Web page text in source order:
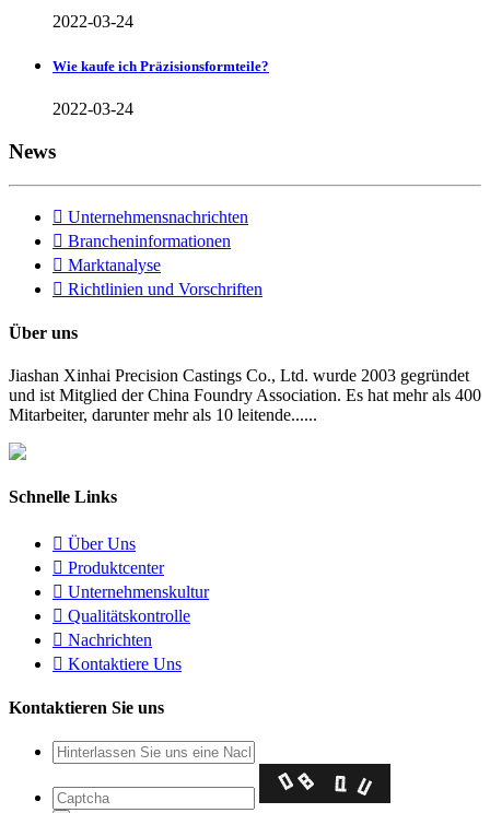
2022-03-24
Wie kaufe ich Präzisionsformteile?
2022-03-24
News
 Unternehmensnachrichten
 Brancheninformationen
 Marktanalyse
 Richtlinien und Vorschriften
Über uns
Jiashan Xinhai Precision Castings Co., Ltd. wurde 2003 gegründet
und ist Mitglied der China Foundry Association. Es hat mehr als 400
Mitarbeiter, darunter mehr als 10 leitende......
Schnelle Links
 Über Uns
 Produktcenter
 Unternehmenskultur
 Qualitätskontrolle
 Nachrichten
 Kontaktiere Uns
Kontaktieren Sie uns